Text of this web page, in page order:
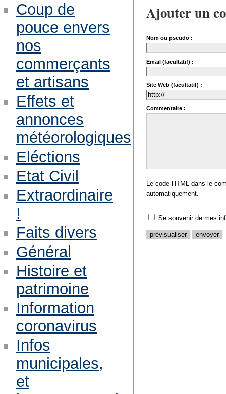
Ajouter un
Nom ou pseudo :
Email (facultatif) :
Site Web (facultatif) :
Commentaire :
Le code HTML dans le
automatiquement.
Se souvenir de mes
Coup de
pouce envers
nos
commerçants
et artisans
Effets et
annonces
météorologiques
Eléctions
Etat Civil
Extraordinaire
!
Faits divers
Général
Histoire et
patrimoine
Information
coronavirus
Infos
municipales,
et